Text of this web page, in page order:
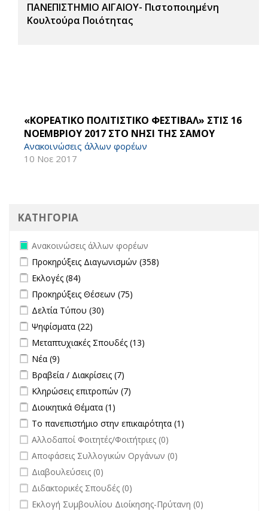
ΠΑΝΕΠΙΣΤΗΜΙΟ ΑΙΓΑΙΟΥ- Πιστοποιημένη
Κουλτούρα Ποιότητας
«ΚΟΡΕΑΤΙΚΟ ΠΟΛΙΤΙΣΤΙΚΟ ΦΕΣΤΙΒΑΛ» ΣΤΙΣ 16
ΝΟΕΜΒΡΙΟΥ 2017 ΣΤΟ ΝΗΣΙ ΤΗΣ ΣΑΜΟΥ
Ανακοινώσεις άλλων φορέων
10 Νοε 2017
ΚΑΤΗΓΟΡΙΑ
Remove Ανακοινώσεις άλλων φορέων filter
Ανακοινώσεις άλλων φορέων
Apply Προκηρύξεις Διαγωνισμών filter
Προκηρύξεις Διαγωνισμών (358)
Apply Εκλογές filter
Εκλογές (84)
Apply Προκηρύξεις Θέσεων filter
Προκηρύξεις Θέσεων (75)
Apply Δελτία Τύπου filter
Δελτία Τύπου (30)
Apply Ψηφίσματα filter
Ψηφίσματα (22)
Apply Μεταπτυχιακές Σπουδές filter
Μεταπτυχιακές Σπουδές (13)
Apply Νέα filter
Νέα (9)
Apply Βραβεία / Διακρίσεις filter
Βραβεία / Διακρίσεις (7)
Apply Κληρώσεις επιτροπών filter
Κληρώσεις επιτροπών (7)
Apply Διοικητικά Θέματα filter
Διοικητικά Θέματα (1)
Apply Το πανεπιστήμιο στην επικαιρότητα filter
Το πανεπιστήμιο στην επικαιρότητα (1)
undefined
Αλλοδαποί Φοιτητές/Φοιτήτριες (0)
undefined
Αποφάσεις Συλλογικών Οργάνων (0)
undefined
Διαβουλεύσεις (0)
undefined
Διδακτορικές Σπουδές (0)
undefined
Εκλογή Συμβουλίου Διοίκησης-Πρύτανη (0)